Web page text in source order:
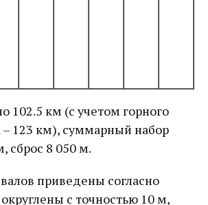
102.5 км (с учетом горного
123 км), суммарный набор
сброс 8 050 м.
приведены согласно
с точностью 10 м,